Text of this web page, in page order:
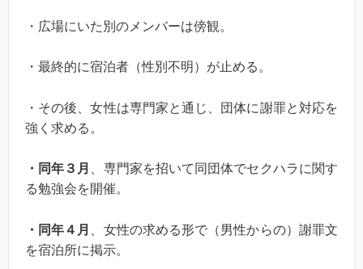
・広場にいた別のメンバーは傍観。
・最終的に宿泊者（性別不明）が止める。
・その後、女性は専門家と通じ、団体に謝罪と対応を
強く求める。
・同年３月
、専門家を招いて同団体でセクハラに関す
る勉強会を開催。
・同年４月
、女性の求める形で（男性からの）謝罪文
を宿泊所に掲示。